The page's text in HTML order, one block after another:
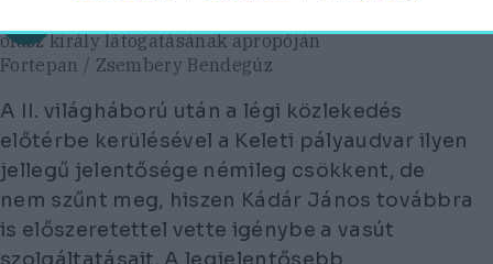
olasz király látogatásának apropóján
Fortepan / Zsembery Bendegúz
A II. világháború után a légi közlekedés
előtérbe kerülésével a Keleti pályaudvar ilyen
jellegű jelentősége némileg csökkent, de
nem szűnt meg, hiszen Kádár János továbbra
is előszeretettel vette igénybe a vasút